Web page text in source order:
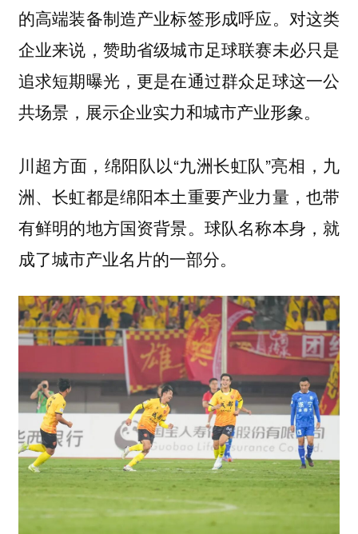
的高端装备制造产业标签形成呼应。对这类
企业来说，赞助省级城市足球联赛未必只是
追求短期曝光，更是在通过群众足球这一公
共场景，展示企业实力和城市产业形象。
川超方面，绵阳队以“九洲长虹队”亮相，九
洲、长虹都是绵阳本土重要产业力量，也带
有鲜明的地方国资背景。球队名称本身，就
成了城市产业名片的一部分。